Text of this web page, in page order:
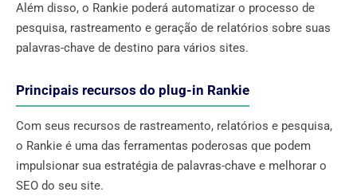
Além disso, o Rankie poderá automatizar o processo de
pesquisa, rastreamento e geração de relatórios sobre suas
palavras-chave de destino para vários sites.
Principais recursos do plug-in Rankie
Com seus recursos de rastreamento, relatórios e pesquisa,
o Rankie é uma das ferramentas poderosas que podem
impulsionar sua estratégia de palavras-chave e melhorar o
SEO do seu site.